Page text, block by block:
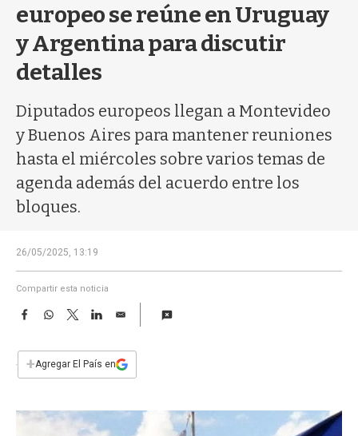
europeo se reúne en Uruguay
y Argentina para discutir
detalles
Diputados europeos llegan a Montevideo
y Buenos Aires para mantener reuniones
hasta el miércoles sobre varios temas de
agenda además del acuerdo entre los
bloques.
26/05/2025, 13:19
Compartir esta noticia
F
e
b
W
s
p
T
w
t
L
E
i
l
+Agregar El País en